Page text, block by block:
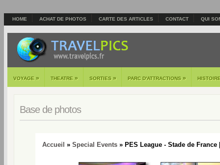
HOME ACHAT DE PHOTOS CARTE DES ARTICLES CONTACT QUI
VOYAGE » THEATRE » SORTIES » PARC D'ATTRACTIONS »
Base de photos
Accueil » Special Events » PES League - Stade de France